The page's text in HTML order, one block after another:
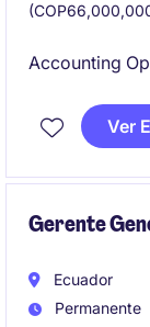
Accounting
Ver
Gerente
Ecuador
Permanente